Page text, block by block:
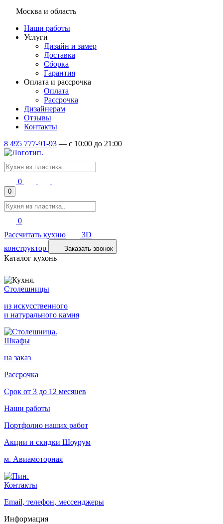
Москва и область
Наши работы
Услуги
Дизайн и замер
Доставка
Сборка
Гарантия
Оплата и рассрочка
Оплата
Рассрочка
Дизайнерам
Отзывы
Контакты
8 495 777-91-93 — c 10:00 до 21:00
0
0
0
Рассчитать кухню
3D
конструктор
Заказать звонок
Каталог кухонь
Столешницы
из искусственного
и натурального камня
Шкафы
на заказ
Рассрочка
Срок от 3 до 12 месяцев
Наши работы
Портфолио наших работ
Акции и скидки Шоурум
м. Авиамоторная
Контакты
Email, телефон, мессенджеры
Информация